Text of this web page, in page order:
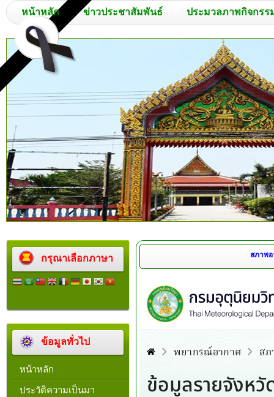
หน้าหลัก ข่าวประชาสัมพันธ์ ประมวลภาพกิจกรร
กรุณาเลือกภาษา
ข้อมูลทั่วไป
หน้าหลัก
ประวัติความเป็นมา
สภาพ